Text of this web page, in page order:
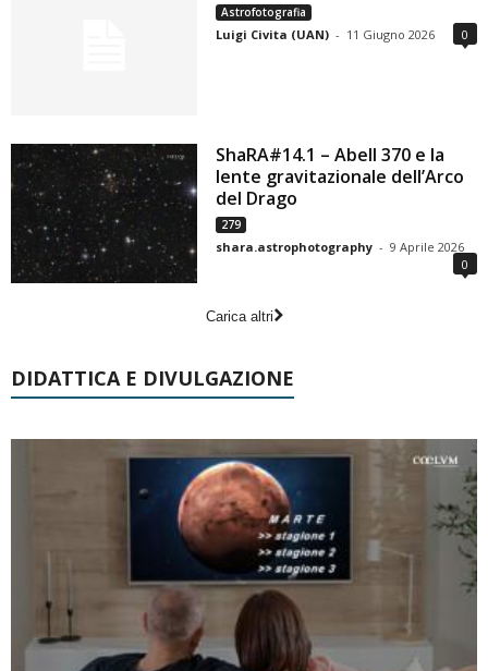
Astrofotografia
Luigi Civita (UAN) - 11 Giugno 2026 0
ShaRA#14.1 – Abell 370 e la
lente gravitazionale dell’Arco
del Drago
279
shara.astrophotography - 9 Aprile 2026
0
Carica altri
DIDATTICA E DIVULGAZIONE